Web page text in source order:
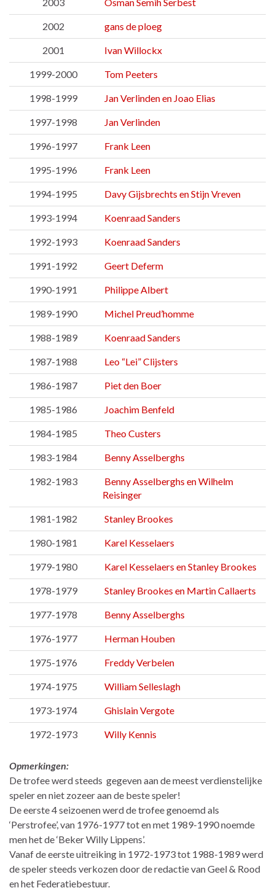
2003 Osman Semih Serbest
2002 gans de ploeg
2001 Ivan Willockx
1999-2000 Tom Peeters
1998-1999 Jan Verlinden en Joao Elias
1997-1998 Jan Verlinden
1996-1997 Frank Leen
1995-1996 Frank Leen
1994-1995 Davy Gijsbrechts en Stijn Vreven
1993-1994 Koenraad Sanders
1992-1993 Koenraad Sanders
1991-1992 Geert Deferm
1990-1991 Philippe Albert
1989-1990 Michel Preud’homme
1988-1989 Koenraad Sanders
1987-1988 Leo “Lei” Clijsters
1986-1987 Piet den Boer
1985-1986 Joachim Benfeld
1984-1985 Theo Custers
1983-1984 Benny Asselberghs
1982-1983
Benny Asselberghs en Wilhelm
Reisinger
1981-1982 Stanley Brookes
1980-1981 Karel Kesselaers
1979-1980 Karel Kesselaers en Stanley Brookes
1978-1979 Stanley Brookes en Martin Callaerts
1977-1978 Benny Asselberghs
1976-1977 Herman Houben
1975-1976 Freddy Verbelen
1974-1975 William Selleslagh
1973-1974 Ghislain Vergote
1972-1973 Willy Kennis
Opmerkingen:
De trofee werd steeds gegeven aan de meest verdienstelijke
speler en niet zozeer aan de beste speler!
De eerste 4 seizoenen werd de trofee genoemd als
‘Perstrofee’, van 1976-1977 tot en met 1989-1990 noemde
men het de ‘Beker Willy Lippens’.
Vanaf de eerste uitreiking in 1972-1973 tot 1988-1989 werd
de speler steeds verkozen door de redactie van Geel & Rood
en het Federatiebestuur.